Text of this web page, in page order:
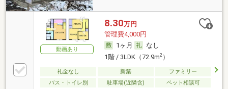
動画あり
8.30万円
管理費4,000円
1ヶ月
なし
1階 / 3LDK（72.9m2）
礼金なし 新築
ファミリー
バス・トイレ別
駐車場(近隣含) ペット相談可